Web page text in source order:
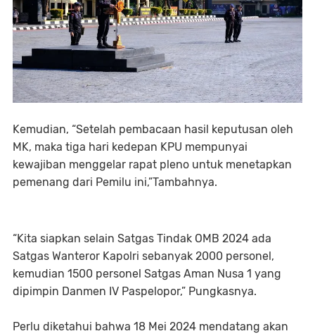
Kemudian, “Setelah pembacaan hasil keputusan oleh
MK, maka tiga hari kedepan KPU mempunyai
kewajiban menggelar rapat pleno untuk menetapkan
pemenang dari Pemilu ini,”Tambahnya.
“Kita siapkan selain Satgas Tindak OMB 2024 ada
Satgas Wanteror Kapolri sebanyak 2000 personel,
kemudian 1500 personel Satgas Aman Nusa 1 yang
dipimpin Danmen IV Paspelopor,” Pungkasnya.
Perlu diketahui bahwa 18 Mei 2024 mendatang akan